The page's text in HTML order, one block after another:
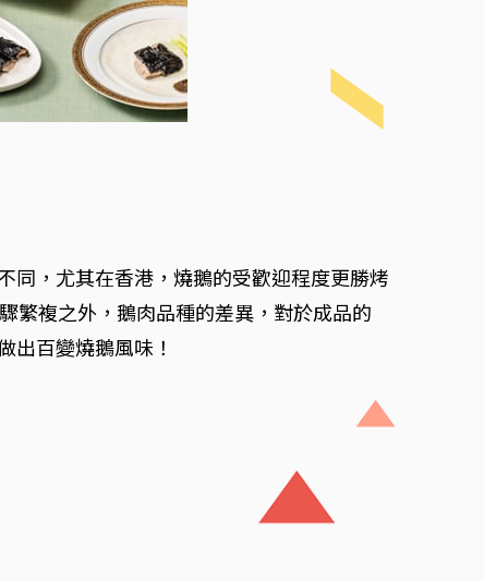
同，尤其在香港，燒鵝的受歡迎程度更勝烤
繁複之外，鵝肉品種的差異，對於成品的
出百變燒鵝風味！